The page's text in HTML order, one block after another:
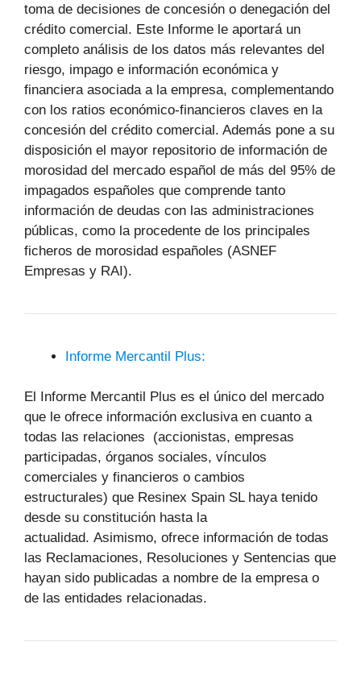
toma de decisiones de concesión o denegación del
crédito comercial. Este Informe le aportará un
completo análisis de los datos más relevantes del
riesgo, impago e información económica y
financiera asociada a la empresa, complementando
con los ratios económico-financieros claves en la
concesión del crédito comercial. Además pone a su
disposición el mayor repositorio de información de
morosidad del mercado español de más del 95% de
impagados españoles que comprende tanto
información de deudas con las administraciones
públicas, como la procedente de los principales
ficheros de morosidad españoles (ASNEF
Empresas y RAI).
Informe Mercantil Plus:
El Informe Mercantil Plus es el único del mercado
que le ofrece información exclusiva en cuanto a
todas las relaciones (accionistas, empresas
participadas, órganos sociales, vínculos
comerciales y financieros o cambios
estructurales) que Resinex Spain SL haya tenido
desde su constitución hasta la
actualidad. Asimismo, ofrece información de todas
las Reclamaciones, Resoluciones y Sentencias que
hayan sido publicadas a nombre de la empresa o
de las entidades relacionadas.